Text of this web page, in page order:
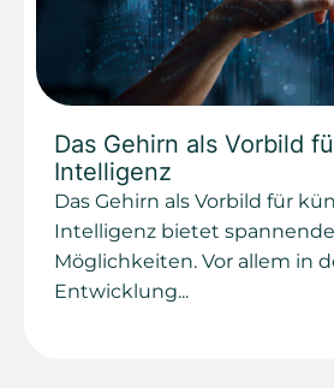
Das Gehirn als Vorbild
Intelligenz
Das Gehirn als Vorbild für
Intelligenz bietet spannende
Möglichkeiten. Vor allem in
Entwicklung...